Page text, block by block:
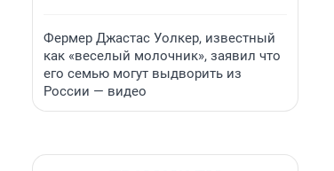
Фермер Джастас Уолкер, известный
как «веселый молочник», заявил что
его семью могут выдворить из
России — видео